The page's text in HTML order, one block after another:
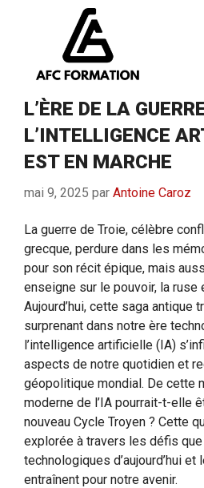
L’ÈRE DE LA
L’INTELLIGENCE
EST EN MARCHE
mai 9, 2025 par Antoine Caroz
La guerre de Troie, célèbre
grecque, perdure dans les
pour son récit épique, mais
enseigne sur le pouvoir, la ruse
Aujourd’hui, cette saga antique
surprenant dans notre ère
l’intelligence artificielle (IA)
aspects de notre quotidien et
géopolitique mondial. De cette
moderne de l’IA pourrait-t-elle
nouveau Cycle Troyen ? Cette
explorée à travers les défis
technologiques d’aujourd’hui
entraînent pour notre avenir.